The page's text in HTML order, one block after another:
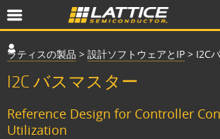
ラティスの製品 > 設計ソフトウェアとIP > I2C
I2C バスマスター
Reference Design for Controller
Utilization